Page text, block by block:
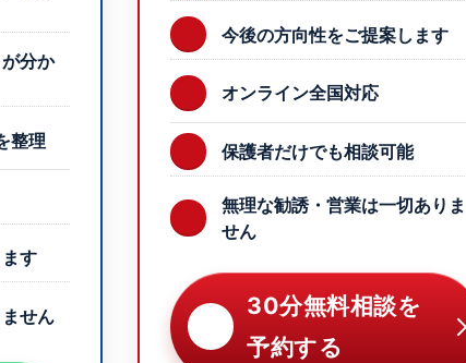
分か
整理
す
せん
今後の方向性をご提案します
オンライン全国対応
保護者だけでも相談可能
無理な勧誘・営業は一切ありま
せん
30分無料相談を
予約する